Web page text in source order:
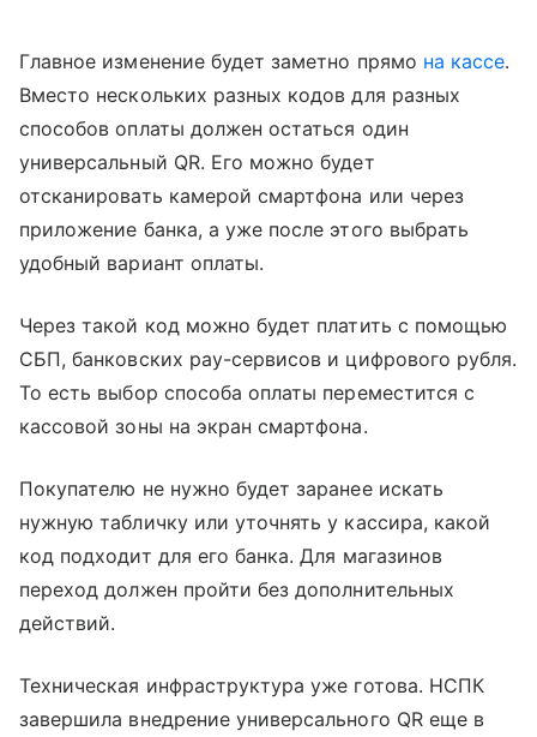
Главное изменение будет заметно прямо на кассе.
Вместо нескольких разных кодов для разных
способов оплаты должен остаться один
универсальный QR. Его можно будет
отсканировать камерой смартфона или через
приложение банка, а уже после этого выбрать
удобный вариант оплаты.
Через такой код можно будет платить с помощью
СБП, банковских pay-сервисов и цифрового рубля.
То есть выбор способа оплаты переместится с
кассовой зоны на экран смартфона.
Покупателю не нужно будет заранее искать
нужную табличку или уточнять у кассира, какой
код подходит для его банка. Для магазинов
переход должен пройти без дополнительных
действий.
Техническая инфраструктура уже готова. НСПК
завершила внедрение универсального QR еще в